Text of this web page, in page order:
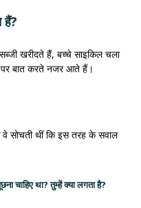
हैं?
खरीदते हैं, बच्चे साइकिल चला
पर बात करते नजर आते हैं।
वे सोचती थीं कि इस तरह के सवाल
चाहिए था? तुम्हें क्या लगता है?